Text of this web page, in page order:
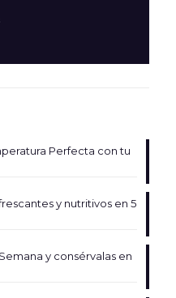
Perfecta con tu
y nutritivos en 5
y consérvalas en